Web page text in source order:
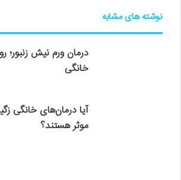
نوشته های مشابه
درمان ورم نیش
خانگی
آیا درمان‌های خانگی
موثر هستند؟